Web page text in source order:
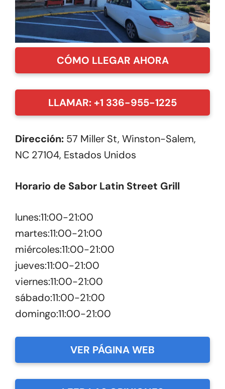
CÓMO LLEGAR AHORA
LLAMAR: +1 336-955-1225
Dirección: 57 Miller St, Winston-Salem,
NC 27104, Estados Unidos
Horario de Sabor Latin Street Grill
lunes:11:00-21:00
martes:11:00-21:00
miércoles:11:00-21:00
jueves:11:00-21:00
viernes:11:00-21:00
sábado:11:00-21:00
domingo:11:00-21:00
VER PÁGINA WEB